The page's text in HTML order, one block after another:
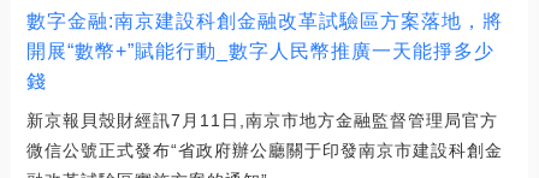
數字金融:南京建設科創金融改革試驗區方案落地，將
開展“數幣+”賦能行動_數字人民幣推廣一天能掙多少
錢
新京報貝殼財經訊7月11日,南京市地方金融監督管理局官方
微信公號正式發布“省政府辦公廳關于印發南京市建設科創金